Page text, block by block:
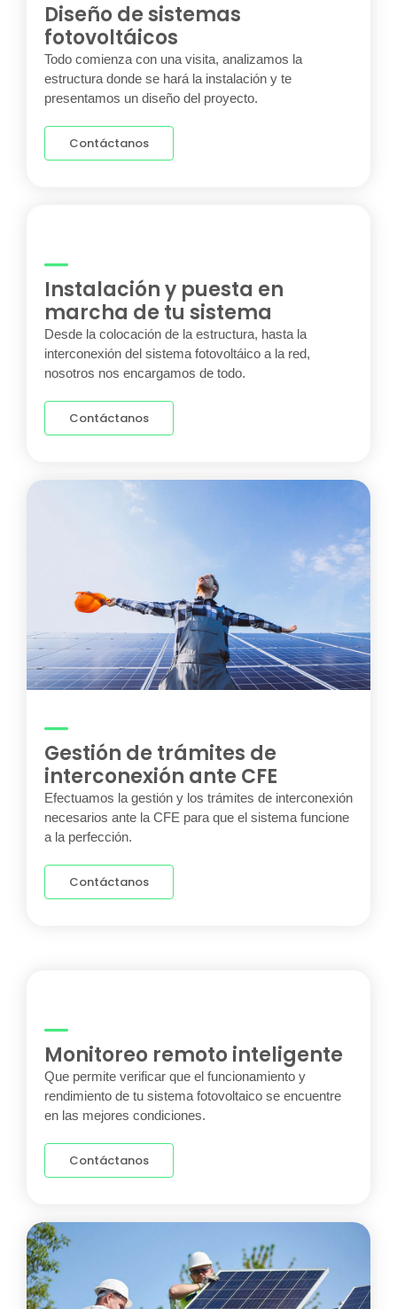
Diseño de sistemas
fotovoltáicos
Todo comienza con una visita, analizamos la
estructura donde se hará la instalación y te
presentamos un diseño del proyecto.
Contáctanos
Instalación y puesta en
marcha de tu sistema
Desde la colocación de la estructura, hasta la
interconexión del sistema fotovoltáico a la red,
nosotros nos encargamos de todo.
Contáctanos
Gestión de trámites de
interconexión ante CFE
Efectuamos la gestión y los trámites de interconexión
necesarios ante la CFE para que el sistema funcione
a la perfección.
Contáctanos
Monitoreo remoto inteligente
Que permite verificar que el funcionamiento y
rendimiento de tu sistema fotovoltaico se encuentre
en las mejores condiciones.
Contáctanos